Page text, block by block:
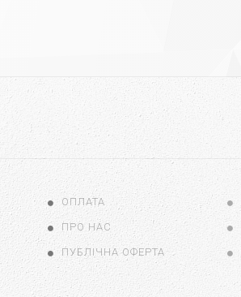
ОПЛАТА
ПРО НАС
ПУБЛІЧНА ОФЕРТА